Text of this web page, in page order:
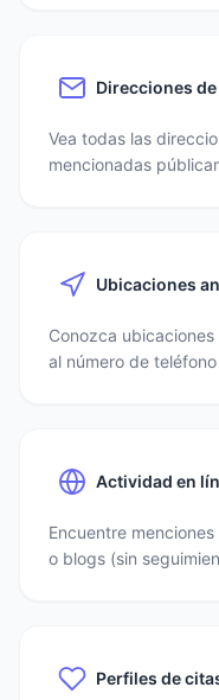
Direcciones
Vea todas las
mencionadas
Ubicaciones
Conozca
al número de
Actividad en
Encuentre
o blogs (sin
Perfiles de